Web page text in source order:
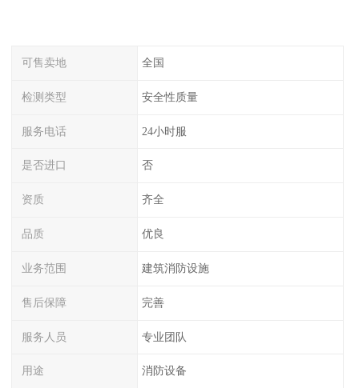
可售卖地 全国
检测类型 安全性质量
服务电话 24小时服
是否进口 否
资质 齐全
品质 优良
业务范围 建筑消防设施
售后保障 完善
服务人员 专业团队
用途 消防设备